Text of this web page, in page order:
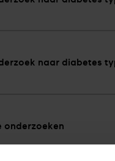
naar diabetes
onderzoeken